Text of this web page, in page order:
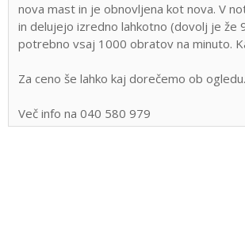
nova mast in je obnovljena kot nova. V
in delujejo izredno lahkotno (dovolj je že
potrebno vsaj 1000 obratov na minuto.
Za ceno še lahko kaj dorečemo ob
Več info na 040 580 979